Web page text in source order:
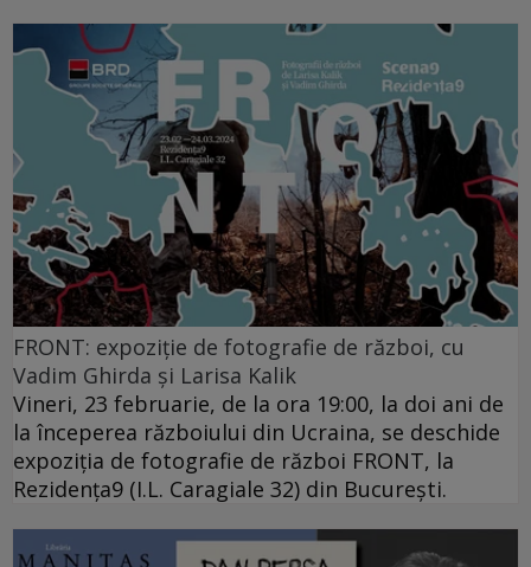
FRONT: expoziție de fotografie de război, cu
Vadim Ghirda și Larisa Kalik
Vineri, 23 februarie, de la ora 19:00, la doi ani de
la începerea războiului din Ucraina, se deschide
expoziția de fotografie de război FRONT, la
Rezidența9 (I.L. Caragiale 32) din București.